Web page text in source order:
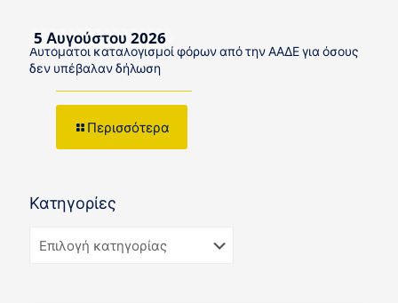
5 Αυγούστου 2026
Αυτόματοι καταλογισμοί φόρων από την ΑΑΔΕ για όσους
δεν υπέβαλαν δήλωση
Περισσότερα
Κατηγορίες